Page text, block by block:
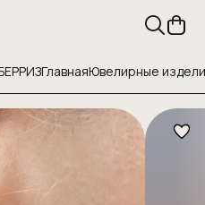
ГлавнаяЮвелирные